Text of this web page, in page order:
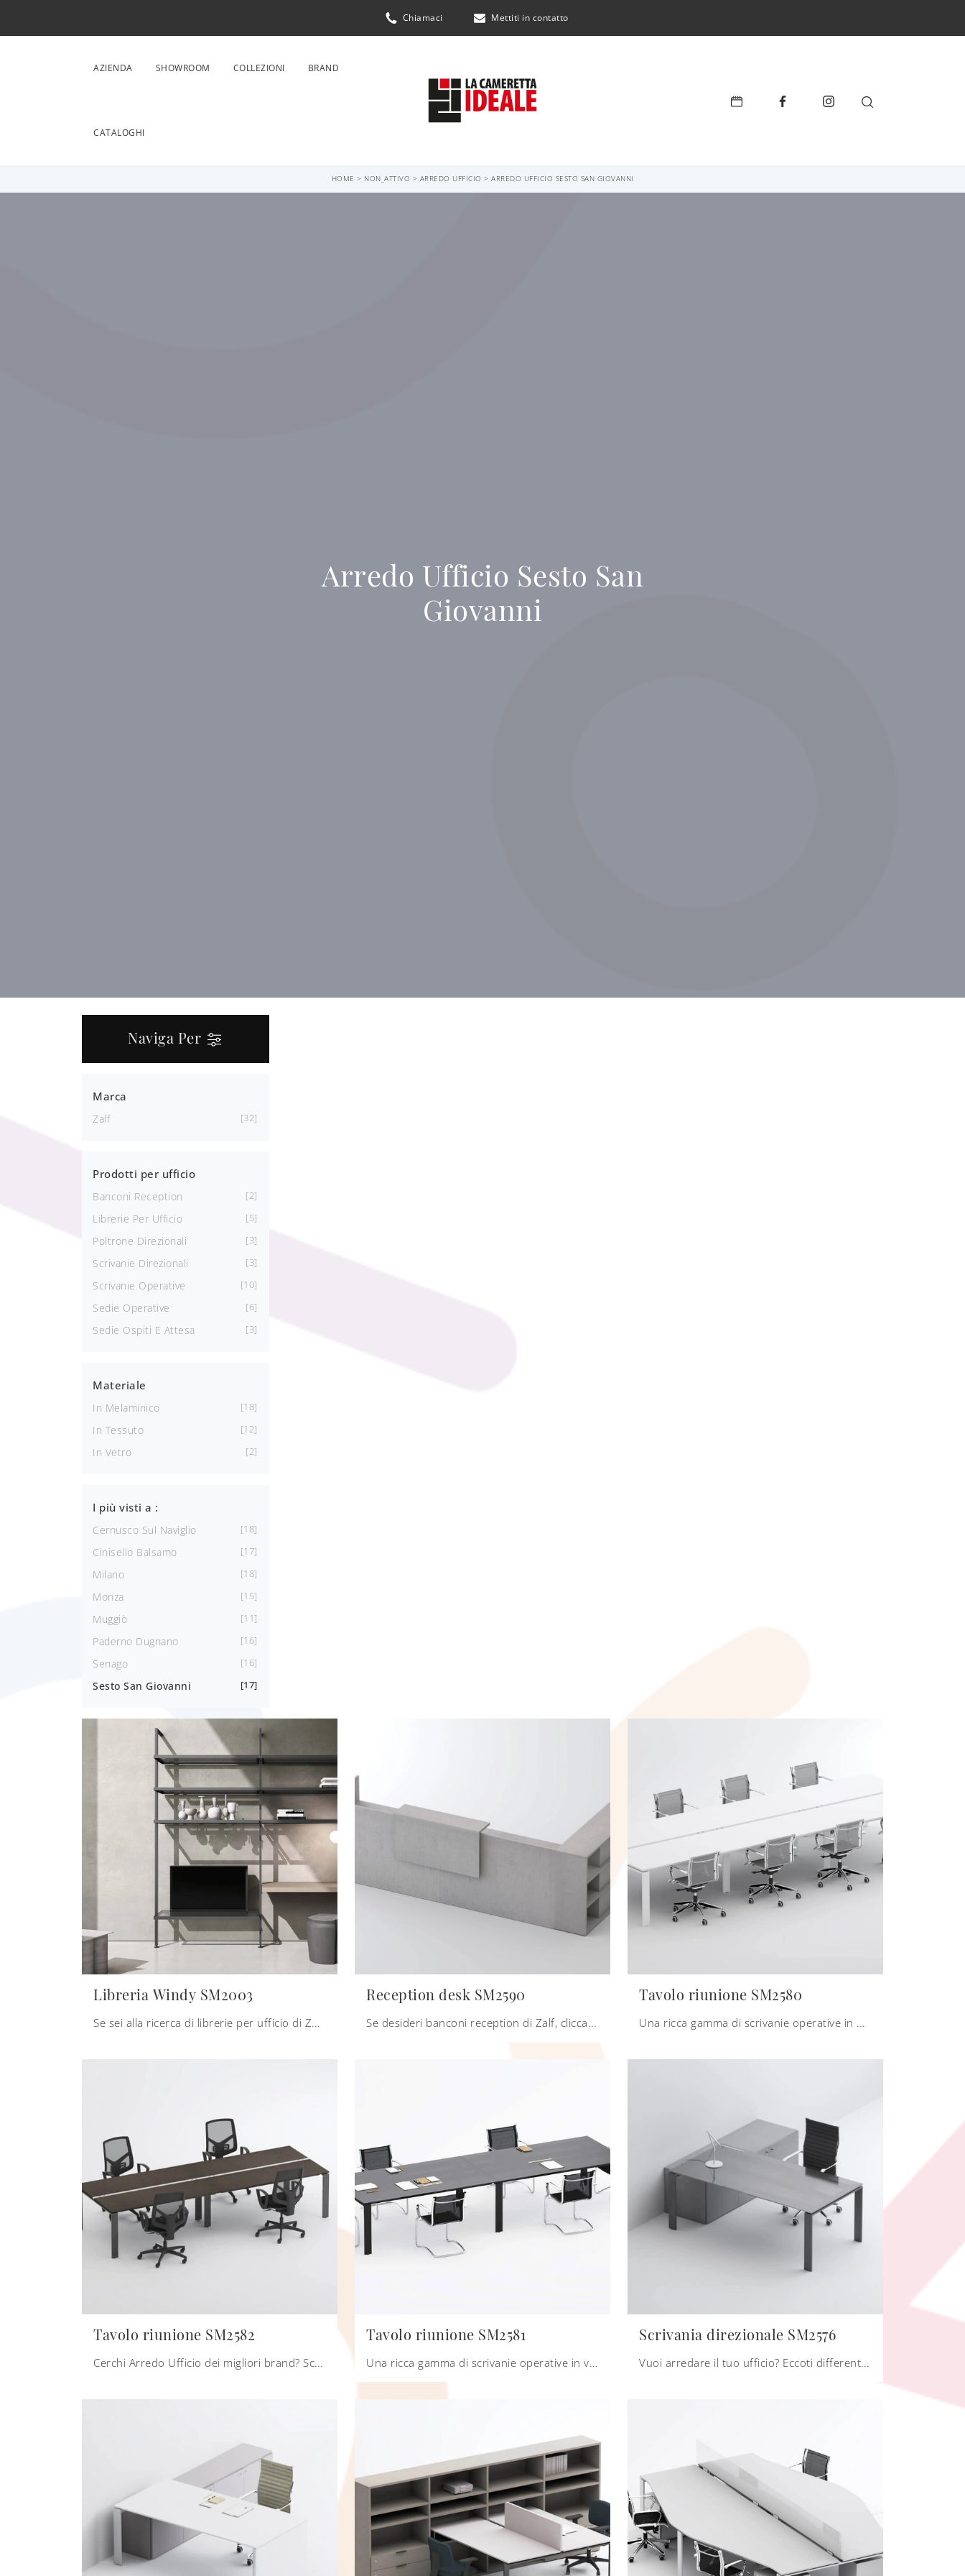
Chiamaci Mettiti in contatto
AZIENDA SHOWROOM COLLEZIONI BRAND
CATALOGHI
HOME > NON_ATTIVO > ARREDO UFFICIO > ARREDO UFFICIO SESTO SAN GIOVANNI
Arredo Ufficio Sesto San
Giovanni
Naviga Per
Marca
Zalf 32
Prodotti per ufficio
Banconi Reception 2
Librerie Per Ufficio 5
Poltrone Direzionali 3
Scrivanie Direzionali 3
Scrivanie Operative 10
Sedie Operative 6
Sedie Ospiti E Attesa 3
Materiale
In Melaminico 18
In Tessuto 12
In Vetro 2
I più visti a :
Cernusco Sul Naviglio 18
Cinisello Balsamo 17
Milano 18
Monza 15
Muggiò 11
Paderno Dugnano 16
Senago 16
Sesto San Giovanni 17
Libreria Windy SM2003
Se sei alla ricerca di librerie per ufficio di Zalf, clicca e ottieni informazioni sul modello Libreria Windy SM2003 in melaminico per gli spazi di ...
Reception desk SM2590
Se desideri banconi reception di Zalf, clicca e scopri di più sul modello Reception desk SM2590 in melaminico per gli ambienti di lavoro!
Tavolo riunione SM2580
Una ricca gamma di scrivanie operative in melaminico ti sta aspettando! Il modello Tavolo riunione SM2580 di Zalf ti sta aspettando!
Tavolo riunione SM2582
Cerchi Arredo Ufficio dei migliori brand? Scopri le differenti soluzioni di scrivanie operative in melaminico, come il modello Tavolo riunione SM2582 ...
Tavolo riunione SM2581
Una ricca gamma di scrivanie operative in vetro ti sta aspettando! Il modello Tavolo riunione SM2581 di Zalf ti sta aspettando!
Scrivania direzionale SM2576
Vuoi arredare il tuo ufficio? Eccoti differenti proposte di scrivanie direzionali in vetro, come il modello Scrivania direzionale SM2576 di Zalf.